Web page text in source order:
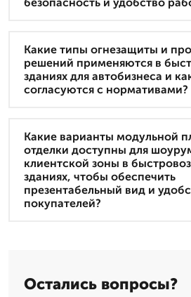
Какие типы огнезащиты и
решений применяются в
зданиях для автобизнеса и
согласуются с нормативами?
Какие варианты модульной
отделки доступны для
клиентской зоны в
зданиях, чтобы обеспечить
презентабельный вид и
покупателей?
Остались вопросы?